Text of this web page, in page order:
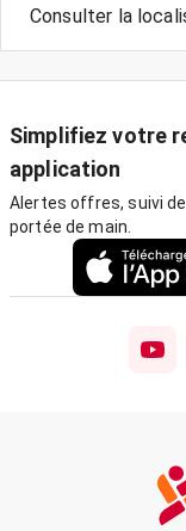
Consulter la
Simplifiez votre
application
Alertes offres, suivi
portée de main.